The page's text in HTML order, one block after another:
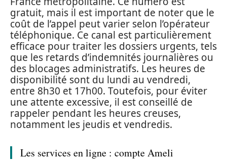
gratuit, mais il est important de noter que le
coût de l’appel peut varier selon l’opérateur
téléphonique. Ce canal est particulièrement
efficace pour traiter les dossiers urgents, tels
que les retards d’indemnités journalières ou
des blocages administratifs. Les heures de
disponibilité sont du lundi au vendredi,
entre 8h30 et 17h00. Toutefois, pour éviter
une attente excessive, il est conseillé de
rappeler pendant les heures creuses,
notamment les jeudis et vendredis.
Les services en ligne : compte Ameli